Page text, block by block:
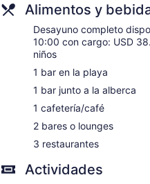
incluye aromaterapia y
tina de hidromasaje.
El spa abre todos los días.
huéspedes menores de 15
Alimentos y
Desayuno completo
10:00 con cargo: USD
niños
1 bar en la playa
1 bar junto a la alberca
1 cafetería/café
2 bares o lounges
3 restaurantes
Actividades